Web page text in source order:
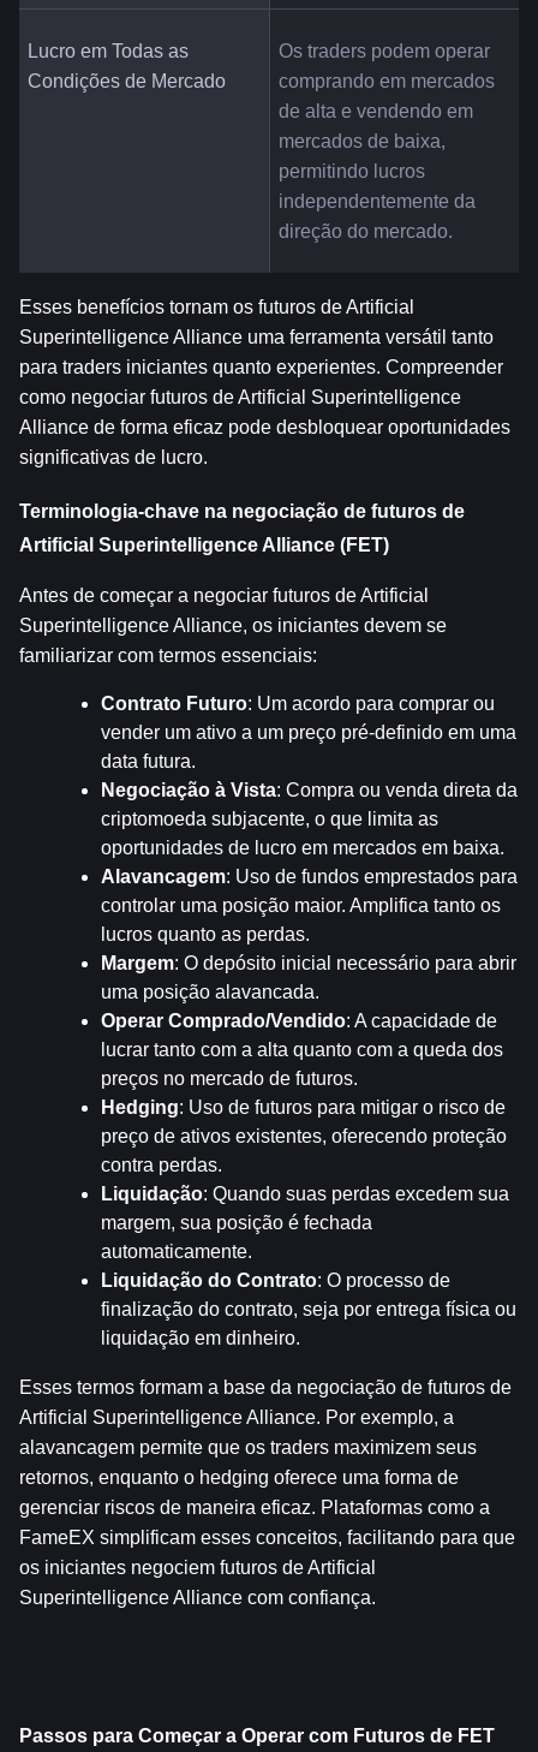
Lucro em Todas as
Condições de Mercado
Os traders podem operar
comprando em mercados
de alta e vendendo em
mercados de baixa,
permitindo lucros
independentemente da
direção do mercado.
Esses benefícios tornam os futuros de Artificial
Superintelligence Alliance uma ferramenta versátil tanto
para traders iniciantes quanto experientes. Compreender
como negociar futuros de Artificial Superintelligence
Alliance de forma eficaz pode desbloquear oportunidades
significativas de lucro.
Terminologia-chave na negociação de futuros de
Artificial Superintelligence Alliance (FET)
Antes de começar a negociar futuros de Artificial
Superintelligence Alliance, os iniciantes devem se
familiarizar com termos essenciais:
Contrato Futuro: Um acordo para comprar ou
vender um ativo a um preço pré-definido em uma
data futura.
Negociação à Vista: Compra ou venda direta da
criptomoeda subjacente, o que limita as
oportunidades de lucro em mercados em baixa.
Alavancagem: Uso de fundos emprestados para
controlar uma posição maior. Amplifica tanto os
lucros quanto as perdas.
Margem: O depósito inicial necessário para abrir
uma posição alavancada.
Operar Comprado/Vendido: A capacidade de
lucrar tanto com a alta quanto com a queda dos
preços no mercado de futuros.
Hedging: Uso de futuros para mitigar o risco de
preço de ativos existentes, oferecendo proteção
contra perdas.
Liquidação: Quando suas perdas excedem sua
margem, sua posição é fechada
automaticamente.
Liquidação do Contrato: O processo de
finalização do contrato, seja por entrega física ou
liquidação em dinheiro.
Esses termos formam a base da negociação de futuros de
Artificial Superintelligence Alliance. Por exemplo, a
alavancagem permite que os traders maximizem seus
retornos, enquanto o hedging oferece uma forma de
gerenciar riscos de maneira eficaz. Plataformas como a
FameEX simplificam esses conceitos, facilitando para que
os iniciantes negociem futuros de Artificial
Superintelligence Alliance com confiança.
Passos para Começar a Operar com Futuros de FET